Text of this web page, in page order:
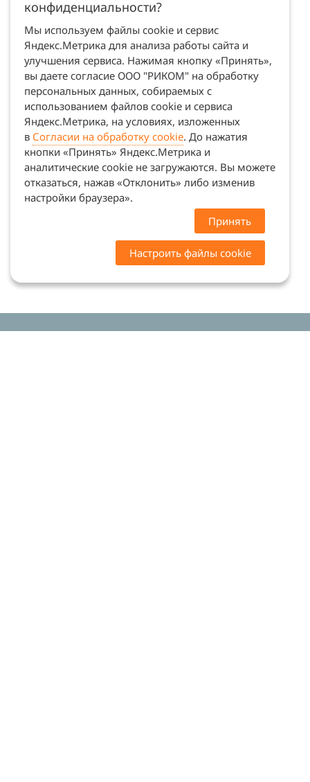
конфиденциальности?
Мы используем файлы cookie и сервис
Яндекс.Метрика для анализа работы сайта и
улучшения сервиса. Нажимая кнопку «Принять»,
вы даете согласие ООО "РИКОМ" на обработку
персональных данных, собираемых с
использованием файлов cookie и сервиса
Яндекс.Метрика, на условиях, изложенных
в Согласии на обработку cookie. До нажатия
кнопки «Принять» Яндекс.Метрика и
аналитические cookie не загружаются. Вы можете
отказаться, нажав «Отклонить» либо изменив
настройки браузера».
Принять
Настроить файлы cookie